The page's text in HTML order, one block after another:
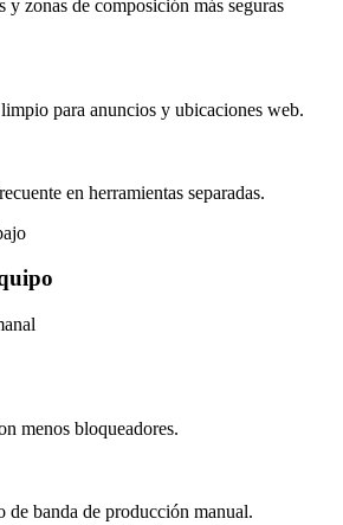
y zonas de composición más seguras
para anuncios y ubicaciones web.
en herramientas separadas.
menos bloqueadores.
de banda de producción manual.